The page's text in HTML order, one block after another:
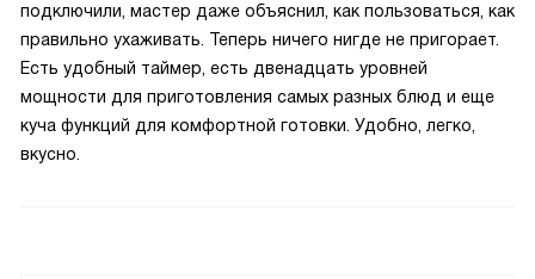
подключили, мастер даже объяснил, как пользоваться, как
правильно ухаживать. Теперь ничего нигде не пригорает.
Есть удобный таймер, есть двенадцать уровней
мощности для приготовления самых разных блюд и еще
куча функций для комфортной готовки. Удобно, легко,
вкусно.